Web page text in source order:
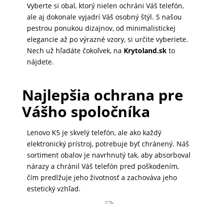
POPSOCKETY
PRÍSLUŠENSTVO
Vyberte si obal, ktorý nielen ochráni Váš telefón,
ale aj dokonale vyjadrí Váš osobný štýl. S našou
pestrou ponukou dizajnov, od minimalistickej
elegancie až po výrazné vzory, si určite vyberiete.
Nech už hľadáte čokoľvek, na Krytoland.skto
nájdete.
Najlepšia ochrana pre
Vášho spoločníka
Lenovo K5 je skvelý telefón, ale ako každý
elektronický prístroj, potrebuje byť chránený. Náš
sortiment obalov je navrhnutý tak, aby absorboval
nárazy a chránil Váš telefón pred poškodením,
čím predlžuje jeho životnosť a zachováva jeho
estetický vzhľad.